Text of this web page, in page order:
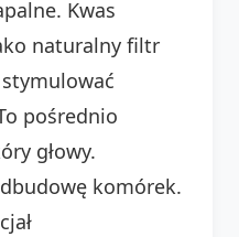
Kwas
naturalny filtr
stymulować
pośrednio
głowy.
komórek.